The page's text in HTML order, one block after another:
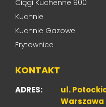
Ciągi Kuchenne 900
Kuchnie
Kuchnie Gazowe
Frytownice
KONTAKT
ADRES:
ul.
Warszawa